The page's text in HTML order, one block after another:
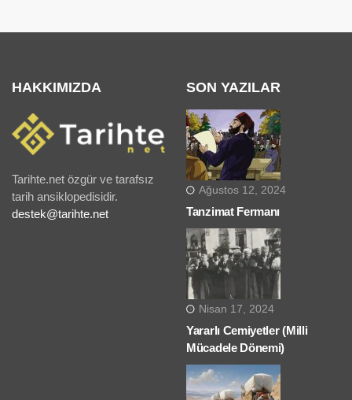
HAKKIMIZDA
Tarihte.net özgür ve tarafsız
tarih ansiklopedisidir.
destek@tarihte.net
SON YAZILAR
Ağustos 12, 2024
Tanzimat Fermanı
Nisan 17, 2024
Yararlı Cemiyetler (Milli
Mücadele Dönemi)